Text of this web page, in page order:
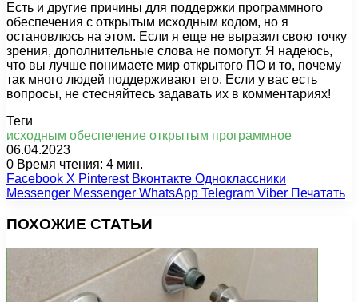
Есть и другие причины для поддержки программного
обеспечения с открытым исходным кодом, но я
остановлюсь на этом. Если я еще не выразил свою точку
зрения, дополнительные слова не помогут. Я надеюсь,
что вы лучше понимаете мир открытого ПО и то, почему
так много людей поддерживают его. Если у вас есть
вопросы, не стесняйтесь задавать их в комментариях!
Теги
исходным обеспечение открытым программное
06.04.2023
0 Время чтения: 4 мин.
Facebook X Pinterest Вконтакте Одноклассники
Messenger Messenger WhatsApp Telegram Viber Печатать
ПОХОЖИЕ СТАТЬИ